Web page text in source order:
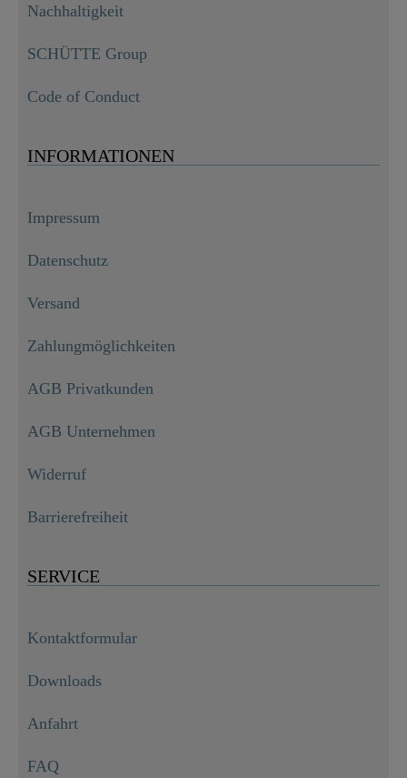
Nachhaltigkeit
SCHÜTTE Group
Code of Conduct
INFORMATIONEN
Impressum
Datenschutz
Versand
Zahlungmöglichkeiten
AGB Privatkunden
AGB Unternehmen
Widerruf
Barrierefreiheit
SERVICE
Kontaktformular
Downloads
Anfahrt
FAQ